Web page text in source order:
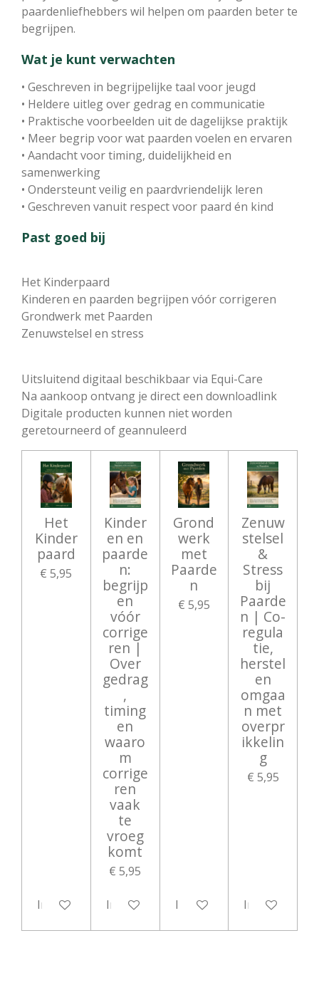
paardenliefhebbers wil helpen om paarden beter te
begrijpen.
Wat je kunt verwachten
• Geschreven in begrijpelijke taal voor jeugd
• Heldere uitleg over gedrag en communicatie
• Praktische voorbeelden uit de dagelijkse praktijk
• Meer begrip voor wat paarden voelen en ervaren
• Aandacht voor timing, duidelijkheid en
samenwerking
• Ondersteunt veilig en paardvriendelijk leren
• Geschreven vanuit respect voor paard én kind
Past goed bij
Het Kinderpaard
Kinderen en paarden begrijpen vóór corrigeren
Grondwerk met Paarden
Zenuwstelsel en stress
Uitsluitend digitaal beschikbaar via Equi-Care
Na aankoop ontvang je direct een downloadlink
Digitale producten kunnen niet worden
geretourneerd of geannuleerd
Het
Kinder
paard
€ 5,95
In winkelwagen
Kinder
en en
paarde
n:
begrijp
en
vóór
corrige
ren |
Over
gedrag
,
timing
en
waaro
m
corrige
ren
vaak
te
vroeg
komt
€ 5,95
In winkelwagen
Grond
werk
met
Paarde
n
€ 5,95
In winkelwagen
Zenuw
stelsel
&
Stress
bij
Paarde
n | Co-
regula
tie,
herstel
en
omgaa
n met
overpr
ikkelin
g
€ 5,95
In